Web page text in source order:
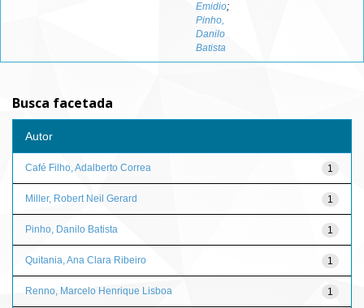
Emidio;
Pinho,
Danilo
Batista
Busca facetada
Autor
1
Café Filho, Adalberto Correa
1
Miller, Robert Neil Gerard
1
Pinho, Danilo Batista
1
Quitania, Ana Clara Ribeiro
1
Renno, Marcelo Henrique Lisboa